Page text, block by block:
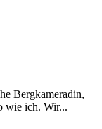
Bergkameradin,
wie ich. Wir...